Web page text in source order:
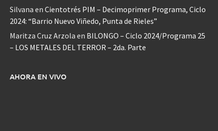
Silvana en Cientotrés PIM – Decimoprimer Programa, Ciclo
2024: “Barrio Nuevo Viñedo, Punta de Rieles”
Maritza Cruz Arzola en BILONGO – Ciclo 2024/Programa 25
– LOS METALES DEL TERROR – 2da. Parte
AHORA EN VIVO